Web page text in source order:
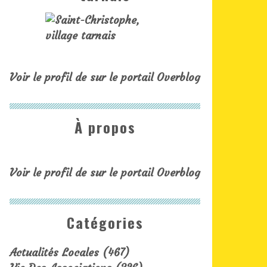
Catégories
Actualités Locales(467)
Voir le profil de sur le portail Overblog
À propos
Voir le profil de sur le portail Overblog